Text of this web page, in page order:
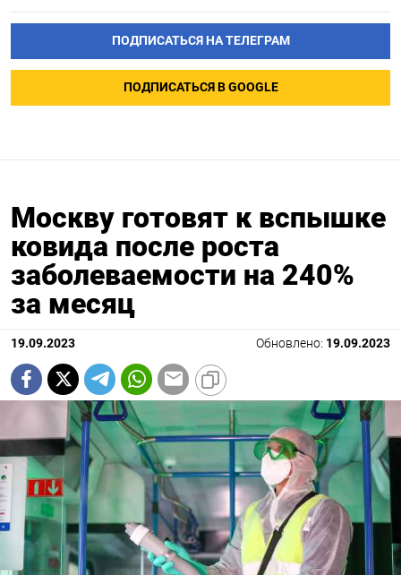
ПОДПИСАТЬСЯ НА ТЕЛЕГРАМ
ПОДПИСАТЬСЯ В GOOGLE
Москву готовят к вспышке
ковида после роста
заболеваемости на 240%
за месяц
19.09.2023 Обновлено: 19.09.2023